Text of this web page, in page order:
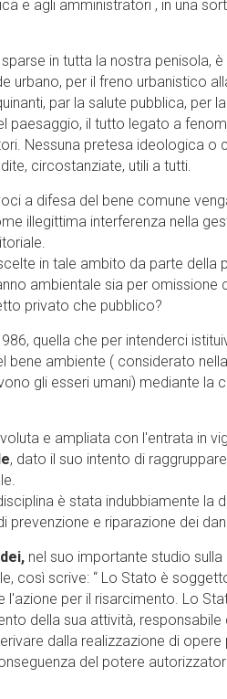
e agli amministratori , in una
in tutta la nostra penisola,
urbano, per il freno urbanistico
par la salute pubblica, per
paesaggio, il tutto legato a
Nessuna pretesa ideologica o
circostanziate, utili a tutti.
a difesa del bene comune
illegittima interferenza nella
in tale ambito da parte della
ambientale sia per
privato che pubblico?
quella che per intenderci
bene ambiente ( considerato
gli esseri umani) mediante la
e ampliata con l'entrata in
, dato il suo intento di
è stata indubbiamente la
prevenzione e riparazione dei
nel suo importante studio
così scrive: “ Lo Stato è
l'azione per il risarcimento. Lo
della sua attività, responsabile
dalla realizzazione di
del potere